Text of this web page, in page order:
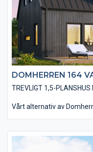
DOMHERREN 164
TREVLIGT 1,5-PLANSHUS
Vårt alternativ av
en stående slätspontad
faluröd eller falusvart.